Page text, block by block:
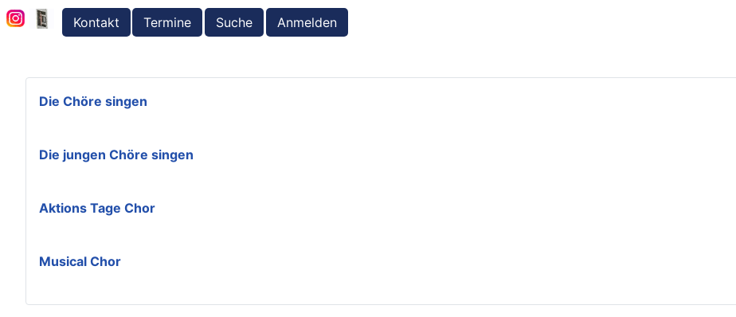
Kontakt Termine Suche Anmelden
Die Chöre singen
Die jungen Chöre singen
Aktions Tage Chor
Musical Chor